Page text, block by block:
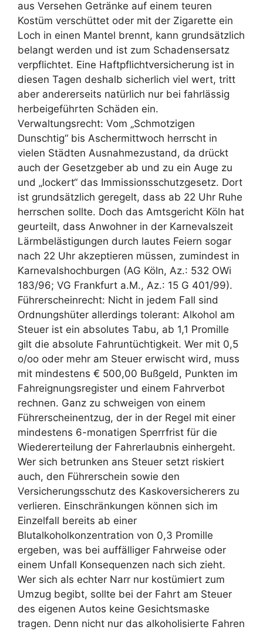
aus Versehen Getränke auf einem teuren
Kostüm verschüttet oder mit der Zigarette ein
Loch in einen Mantel brennt, kann grundsätzlich
belangt werden und ist zum Schadensersatz
verpflichtet. Eine Haftpflichtversicherung ist in
diesen Tagen deshalb sicherlich viel wert, tritt
aber andererseits natürlich nur bei fahrlässig
herbeigeführten Schäden ein.
Verwaltungsrecht: Vom „Schmotzigen
Dunschtig“ bis Aschermittwoch herrscht in
vielen Städten Ausnahmezustand, da drückt
auch der Gesetzgeber ab und zu ein Auge zu
und „lockert“ das Immissionsschutzgesetz. Dort
ist grundsätzlich geregelt, dass ab 22 Uhr Ruhe
herrschen sollte. Doch das Amtsgericht Köln hat
geurteilt, dass Anwohner in der Karnevalszeit
Lärmbelästigungen durch lautes Feiern sogar
nach 22 Uhr akzeptieren müssen, zumindest in
Karnevalshochburgen (AG Köln, Az.: 532 OWi
183/96; VG Frankfurt a.M., Az.: 15 G 401/99).
Führerscheinrecht: Nicht in jedem Fall sind
Ordnungshüter allerdings tolerant: Alkohol am
Steuer ist ein absolutes Tabu, ab 1,1 Promille
gilt die absolute Fahruntüchtigkeit. Wer mit 0,5
o/oo oder mehr am Steuer erwischt wird, muss
mit mindestens € 500,00 Bußgeld, Punkten im
Fahreignungsregister und einem Fahrverbot
rechnen. Ganz zu schweigen von einem
Führerscheinentzug, der in der Regel mit einer
mindestens 6-monatigen Sperrfrist für die
Wiedererteilung der Fahrerlaubnis einhergeht.
Wer sich betrunken ans Steuer setzt riskiert
auch, den Führerschein sowie den
Versicherungsschutz des Kaskoversicherers zu
verlieren. Einschränkungen können sich im
Einzelfall bereits ab einer
Blutalkoholkonzentration von 0,3 Promille
ergeben, was bei auffälliger Fahrweise oder
einem Unfall Konsequenzen nach sich zieht.
Wer sich als echter Narr nur kostümiert zum
Umzug begibt, sollte bei der Fahrt am Steuer
des eigenen Autos keine Gesichtsmaske
tragen. Denn nicht nur das alkoholisierte Fahren